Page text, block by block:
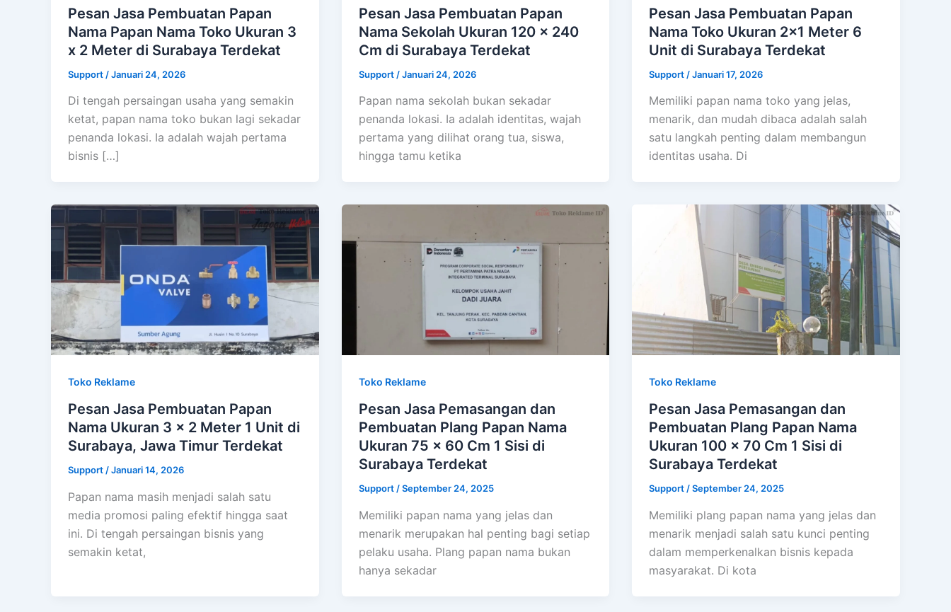
Pesan Jasa Pembuatan Papan
Nama Papan Nama Toko Ukuran 3
x 2 Meter di Surabaya Terdekat
Support /Januari 24, 2026
Di tengah persaingan usaha yang semakin
ketat, papan nama toko bukan lagi sekadar
penanda lokasi. Ia adalah wajah pertama
bisnis […]
Pesan Jasa Pembuatan Papan
Nama Sekolah Ukuran 120 x 240
Cm di Surabaya Terdekat
Support /Januari 24, 2026
Papan nama sekolah bukan sekadar
penanda lokasi. Ia adalah identitas, wajah
pertama yang dilihat orang tua, siswa,
hingga tamu ketika
Pesan Jasa Pembuatan Papan
Nama Toko Ukuran 2×1 Meter 6
Unit di Surabaya Terdekat
Support /Januari 17, 2026
Memiliki papan nama toko yang jelas,
menarik, dan mudah dibaca adalah salah
satu langkah penting dalam membangun
identitas usaha. Di
Toko Reklame
Pesan Jasa Pembuatan Papan
Nama Ukuran 3 x 2 Meter 1 Unit di
Surabaya, Jawa Timur Terdekat
Support /Januari 14, 2026
Papan nama masih menjadi salah satu
media promosi paling efektif hingga saat
ini. Di tengah persaingan bisnis yang
semakin ketat,
Toko Reklame
Pesan Jasa Pemasangan dan
Pembuatan Plang Papan Nama
Ukuran 75 x 60 Cm 1 Sisi di
Surabaya Terdekat
Support /September 24, 2025
Memiliki papan nama yang jelas dan
menarik merupakan hal penting bagi setiap
pelaku usaha. Plang papan nama bukan
hanya sekadar
Toko Reklame
Pesan Jasa Pemasangan dan
Pembuatan Plang Papan Nama
Ukuran 100 x 70 Cm 1 Sisi di
Surabaya Terdekat
Support /September 24, 2025
Memiliki plang papan nama yang jelas dan
menarik menjadi salah satu kunci penting
dalam memperkenalkan bisnis kepada
masyarakat. Di kota